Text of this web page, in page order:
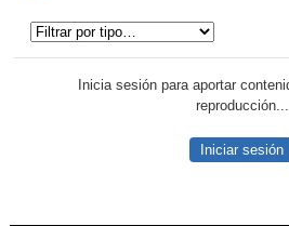
Inicia sesión para aportar
reproducción...
Iniciar sesión